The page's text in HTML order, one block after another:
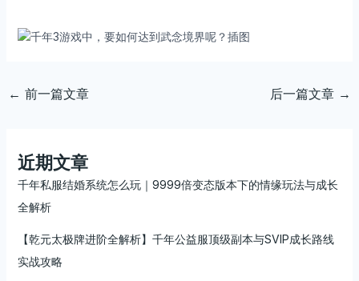
← 前一篇文章 后一篇文章 →
近期文章
千年私服结婚系统怎么玩｜9999倍变态版本下的情缘玩法与成长
全解析
【乾元太极牌进阶全解析】千年公益服顶级副本与SVIP成长路线
实战攻略